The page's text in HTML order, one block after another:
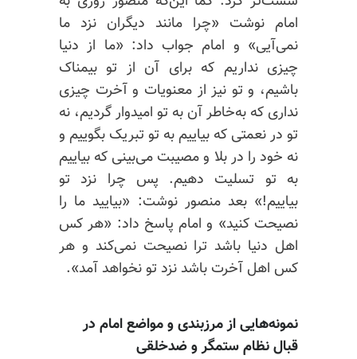
امام نوشت «چرا مانند دیگران نزد ما
نمی‌آیی» و امام جواب داد: «ما از دنیا
چیزی نداریم که برای آن از تو بیمناک
باشیم، و تو نیز از معنویات و آخرت چیزی
نداری که به‌خاطر آن به تو امیدوار گردیم، نه
تو در نعمتی که بیاییم به تو تبریک بگو‌ییم و
نه خود را در بلا و مصیبت می‌بینی که بیاییم
به تو تسلیت دهیم. پس چرا نزد تو
بیاییم!» بعد منصور نوشت: «بیایید ما را
نصیحت کنید» و امام پاسخ داد: «هر کس
اهل دنیا باشد ترا نصیحت نمی‌کند و هر
کس اهل آخرت باشد نزد تو نخواهد آمد».
نمونه‌هایی از مرزبندی و مواضع امام در
قبال نظام ستمگر و ضدخلقی